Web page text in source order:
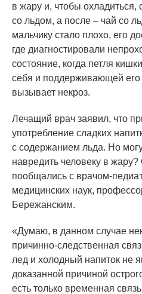
в жару и, чтобы охладиться,
со льдом, а после – чай со
мальчику стало плохо, его
где диагностировали
состояние, когда петля
себя и поддерживающей его
вызывает некроз.
Лечащий врач заявил, что
употребление сладких
с содержанием льда. Но
навредить человеку в
пообщались с врачом-
медицинских наук,
Бережанским.
«Думаю, в данном случае
причинно-следственная
лед и холодный напиток не
доказанной причиной
есть только временная